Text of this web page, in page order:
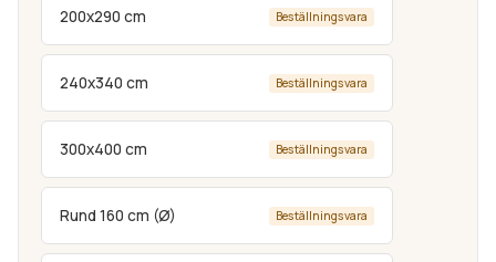
200x290 cm Beställningsvara
240x340 cm Beställningsvara
300x400 cm Beställningsvara
Rund 160 cm (Ø) Beställningsvara